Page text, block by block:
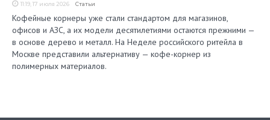
11:19, 17 июля 2026 Статьи
Кофейные корнеры уже стали стандартом для магазинов,
офисов и АЗС, а их модели десятилетиями остаются прежними —
в основе дерево и металл. На Неделе российского ритейла в
Москве представили альтернативу — кофе-корнер из
полимерных материалов.